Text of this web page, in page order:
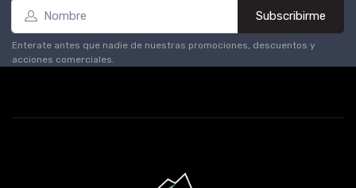
Subscribirme
Enterate antes que nadie de nuestras promociones, descuentos y
acciones comerciales.